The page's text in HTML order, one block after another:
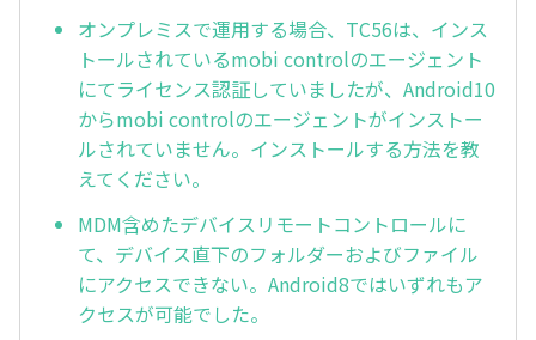
オンプレミスで運用する場合、TC56は、インス
トールされているmobi controlのエージェント
にてライセンス認証していましたが、Android10
からmobi controlのエージェントがインストー
ルされていません。インストールする方法を教
えてください。
MDM含めたデバイスリモートコントロールに
て、デバイス直下のフォルダーおよびファイル
にアクセスできない。Android8ではいずれもア
クセスが可能でした。